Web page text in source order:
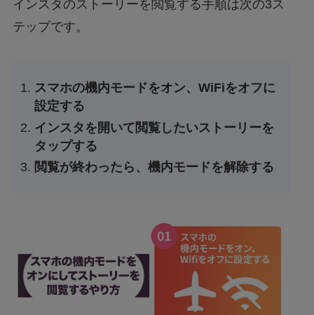
インスタのストーリーを閲覧する手順は次の3ス
テップです。
スマホの機内モードをオン、WiFiをオフに
設定する
インスタを開いて閲覧したいストーリーを
タップする
閲覧が終わったら、機内モードを解除する